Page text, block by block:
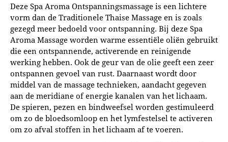
Deze Spa Aroma Ontspanningsmassage is een lichtere
vorm dan de Traditionele Thaise Massage en is zoals
gezegd meer bedoeld voor ontspanning. Bij deze Spa
Aroma Massage worden warme essentiële oliën gebruikt
die een ontspannende, activerende en reinigende
werking hebben. Ook de geur van de olie geeft een zeer
ontspannen gevoel van rust. Daarnaast wordt door
middel van de massage technieken, aandacht gegeven
aan de meridiane of energie kanalen van het lichaam.
De spieren, pezen en bindweefsel worden gestimuleerd
om zo de bloedsomloop en het lymfestelsel te activeren
om zo afval stoffen in het lichaam af te voeren.